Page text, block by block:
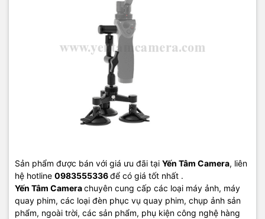
Sản phẩm được bán với giá ưu đãi tại Yến Tâm Camera, liên
hệ hotline 0983555336để có giá tốt nhất .
Yến Tâm Camerachuyên cung cấp các loại máy ảnh, máy
quay phim, các loại đèn phục vụ quay phim, chụp ảnh sản
phẩm, ngoài trời, các sản phẩm, phụ kiện công nghệ hàng